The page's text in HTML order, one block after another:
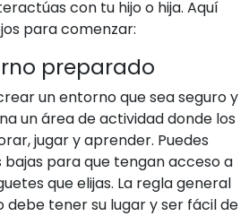
con tu hijo o hija. Aquí
para comenzar:
preparado
un entorno que sea seguro y
un área de actividad donde los
jugar y aprender. Puedes
para que tengan acceso a
que elijas. La regla general
debe tener su lugar y ser fácil de